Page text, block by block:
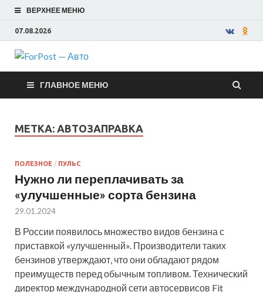
ВЕРХНЕЕ МЕНЮ
07.08.2026
ForPost —
Авто
ГЛАВНОЕ МЕНЮ
МЕТКА: АВТОЗАПРАВКА
ПОЛЕЗНОЕ / ПУЛЬС
Нужно ли переплачивать за
«улучшенные» сорта бензина
29.01.2024
В России появилось множество видов бензина с
приставкой «улучшенный». Производители таких
бензинов утверждают, что они обладают рядом
преимуществ перед обычным топливом. Технический
директор международной сети автосервисов Fit